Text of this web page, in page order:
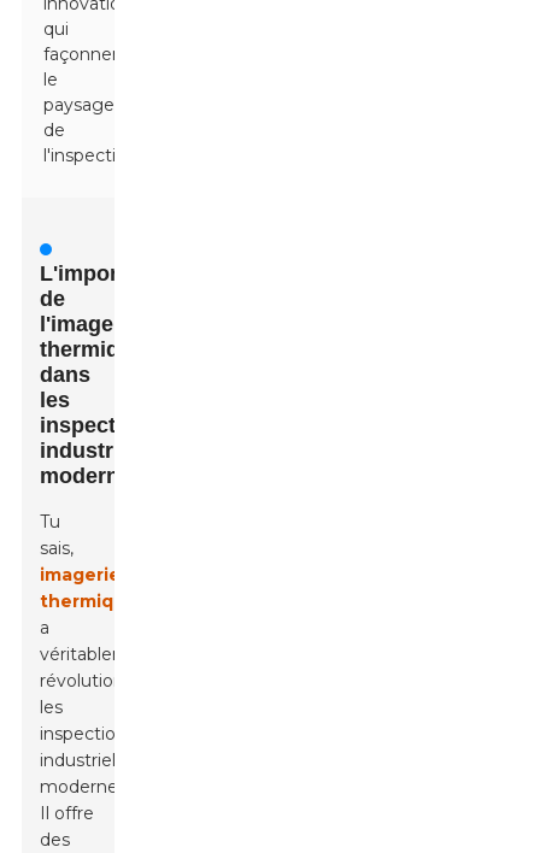
qui
façonnent
le
paysage
de
l'inspection
L'importance
de
l'imagerie
thermique
dans
les
inspections
industrielles
modernes
Tu
sais,
imagerie
thermique
a
véritablement
révolutionné
les
inspections
industrielles
modernes.
Il offre
des